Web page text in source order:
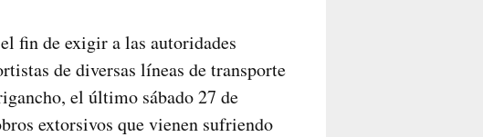
fin de exigir a las autoridades
de diversas líneas de transporte
el último sábado 27 de
extorsivos que vienen sufriendo